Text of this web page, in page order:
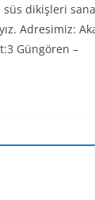
dikişleri
Adresimiz:
Güngören –